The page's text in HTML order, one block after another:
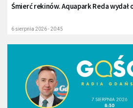
Śmierć rekinów. Aquapark Reda wydał
6 sierpnia 2026 - 20:45